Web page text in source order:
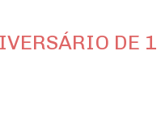
DE 1